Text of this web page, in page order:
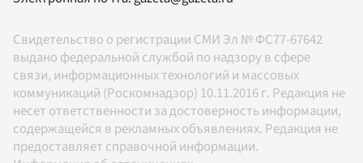
Свидетельство о регистрации СМИ Эл № ФС77-67642
выдано федеральной службой по надзору в сфере
связи, информационных технологий и массовых
коммуникаций (Роскомнадзор) 10.11.2016 г. Редакция не
несет ответственности за достоверность информации,
содержащейся в рекламных объявлениях. Редакция не
предоставляет справочной информации.